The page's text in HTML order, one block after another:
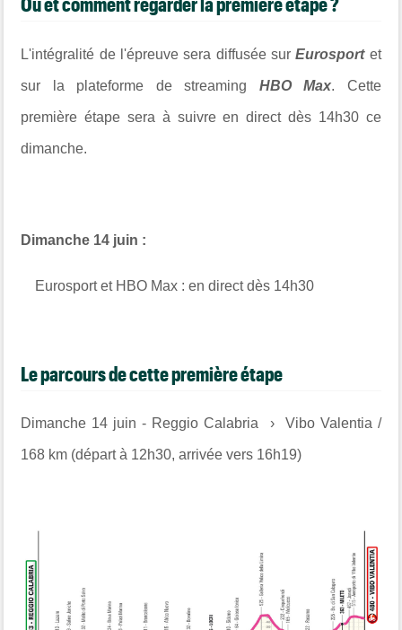
L'intégralité de l'épreuve sera diffusée surEurosportet
sur la plateforme de streaming HBO Max. Cette
première étape sera à suivre en direct dès 14h30 ce
dimanche.
Dimanche 14 juin :
Eurosport et HBO Max : en direct dès 14h30
Le parcours de cette première étape
Dimanche 14 juin - Reggio Calabria › Vibo Valentia /
168 km (départ à 12h30, arrivée vers 16h19)